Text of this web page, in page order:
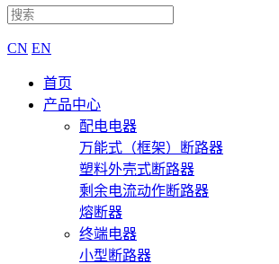
CN EN
首页
产品中心
配电电器
万能式（框架）断路器
塑料外壳式断路器
剩余电流动作断路器
熔断器
终端电器
小型断路器